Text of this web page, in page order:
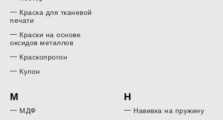
Краска для тканевой
печати
Краски на основе
оксидов металлов
Краскопрогон
Кулон
М
МДФ
Н
Навивка на пружину